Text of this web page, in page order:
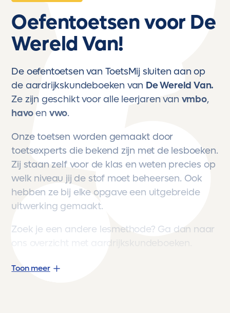
Toon meer
Oefentoetsen voor De
Wereld Van!
De oefentoetsen van ToetsMij sluiten aan op
de aardrijkskundeboeken van De Wereld Van.
Ze zijn geschikt voor alle leerjaren van vmbo,
havoen vwo.
Onze toetsen worden gemaakt door
toetsexperts die bekend zijn met de lesboeken.
Zij staan zelf voor de klas en weten precies op
welk niveau jij de stof moet beheersen. Ook
hebben ze bij elke opgave een uitgebreide
uitwerking gemaakt.
Zoek je een andere lesmethode? Ga dan naar
ons overzicht met aardrijkskundeboeken